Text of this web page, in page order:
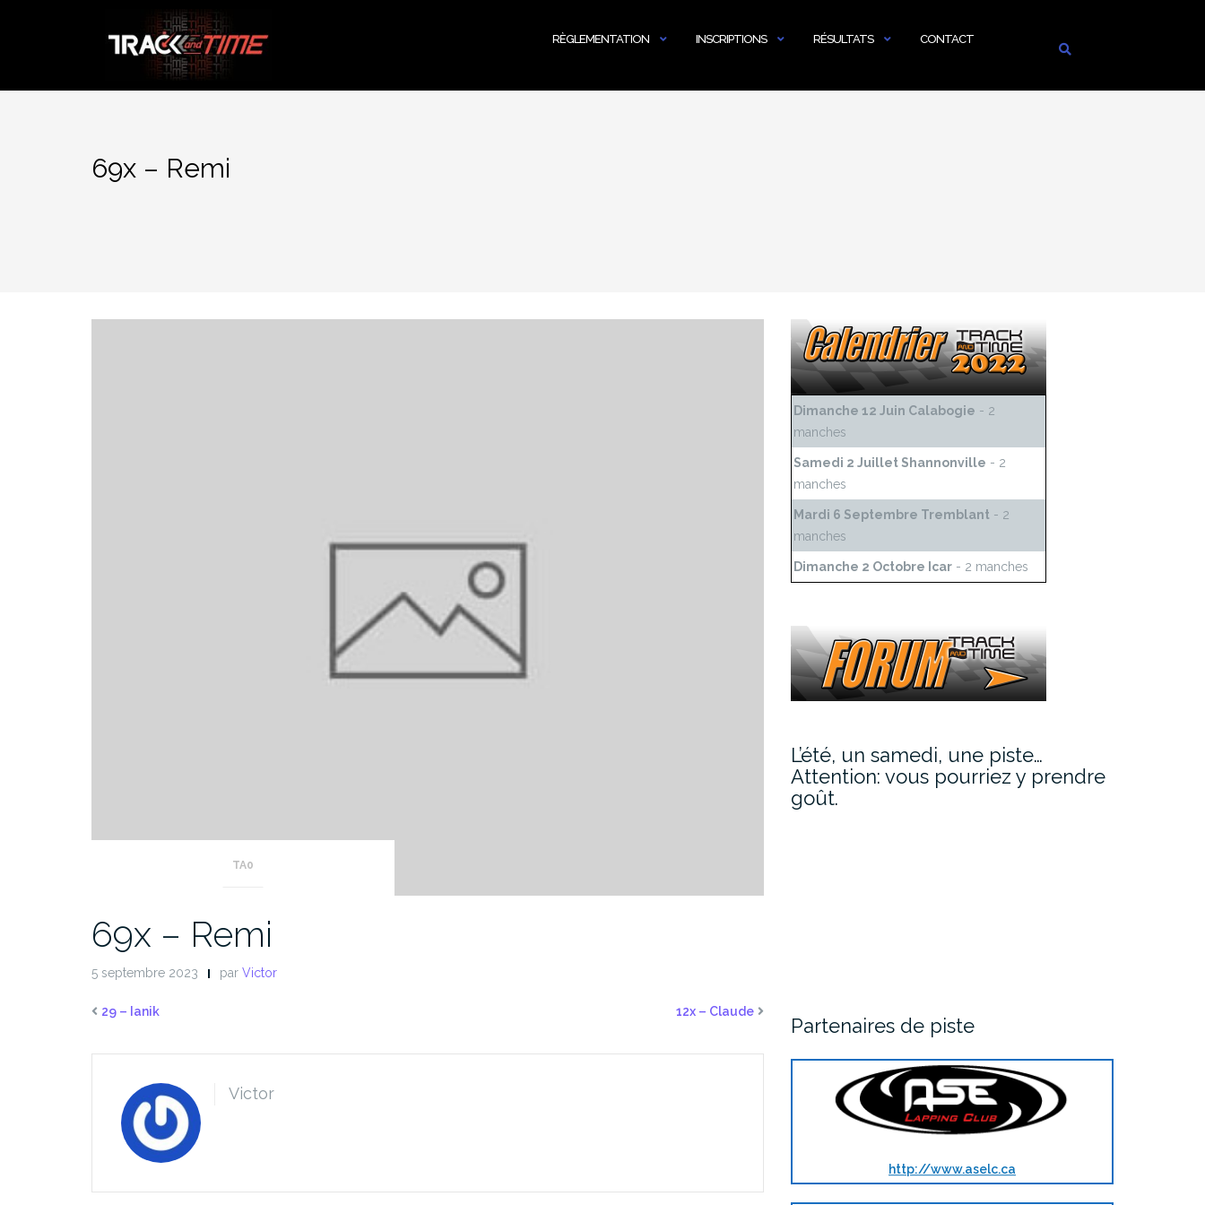
RÈGLEMENTATION INSCRIPTIONS RÉSULTATS CONTACT
69x – Remi
TA0
69x – Remi
5 septembre 2023 par Victor
29 – Ianik 12x – Claude
Victor
Dimanche 12 Juin Calabogie - 2
manches
Samedi 2 Juillet Shannonville - 2
manches
Mardi 6 Septembre Tremblant - 2
manches
Dimanche 2 Octobre Icar - 2 manches
L’été, un samedi, une piste…
Attention: vous pourriez y prendre
goût.
Partenaires de piste
http://www.aselc.ca